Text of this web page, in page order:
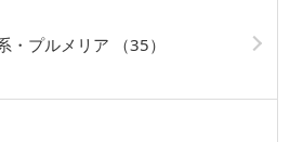
・プルメリア （35）